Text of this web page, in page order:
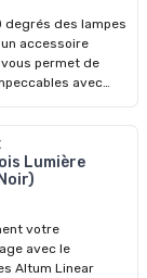
et de
d’entretien.
degrés des lampes
accessoire
permet de
avec
linéaires
polyvalence et de
dans
Lumière
votre
avec le
Altum Linear